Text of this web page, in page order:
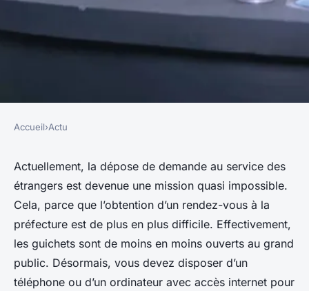
Prise de rendez-vous en
préfecture : raisons de
difficultés et solutions
efficaces pour réussir !
cyrille•12 janvier 2024 •3 min de lecture
Accueil›Actu
Actuellement, la dépose de demande au service des
étrangers est devenue une mission quasi impossible.
Cela, parce que l’obtention d’un rendez-vous à la
préfecture est de plus en plus difficile. Effectivement,
les guichets sont de moins en moins ouverts au grand
public. Désormais, vous devez disposer d’un
téléphone ou d’un ordinateur avec accès internet pour